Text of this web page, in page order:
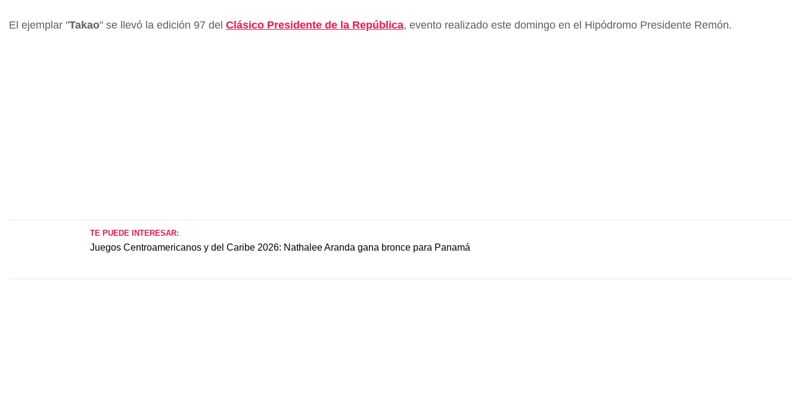
El ejemplar "Takao" se llevó la edición 97 del Clásico Presidente de la República, evento realizado este domingo en el Hipódromo Presidente Remón.
TE PUEDE INTERESAR:
Juegos Centroamericanos y del Caribe 2026: Nathalee Aranda gana bronce para Panamá